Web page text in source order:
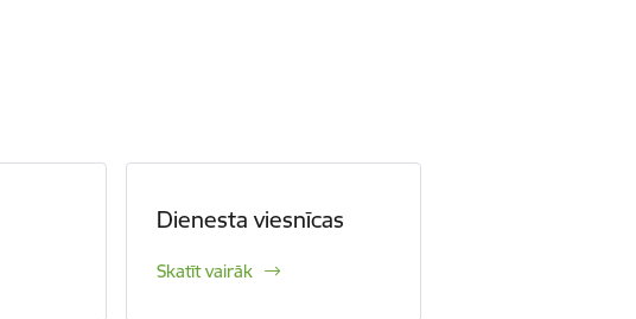
Dienesta viesnīcas
Skatīt vairāk